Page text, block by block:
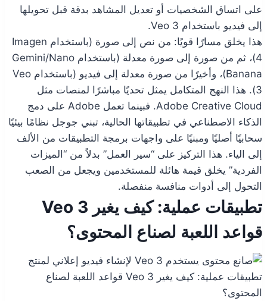
على اتساق الشخصيات أو تعديل المشاهد بدقة قبل تحويلها
إلى فيديو باستخدام Veo 3.
هذا يخلق مسارًا قويًا: من نص إلى صورة (باستخدام Imagen
4)، ثم من صورة إلى صورة معدلة (باستخدام Gemini/Nano
Banana)، وأخيرًا من صورة معدلة إلى فيديو (باستخدام Veo
3). هذا النهج المتكامل يمثل تحديًا مباشرًا لمنصات مثل
Adobe Creative Cloud. فبينما تعمل Adobe على دمج
الذكاء الاصطناعي في تطبيقاتها الحالية، تبني جوجل نظامًا بيئيًا
سحابيًا أصليًا ومبنيًا على واجهات برمجة التطبيقات من الألف
إلى الياء. هذا التركيز على “سير العمل” بدلاً من “الميزات
الفردية” يخلق قيمة هائلة للمستخدمين ويجعل من الصعب
التحول إلى أدوات منافسة منفصلة.
تطبيقات عملية: كيف يغير Veo 3
قواعد اللعبة لصناع المحتوى؟
تطبيقات عملية: كيف يغير Veo 3 قواعد اللعبة لصناع
المحتوى؟